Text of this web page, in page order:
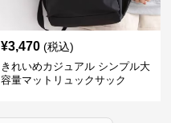
¥3,470 (税込)
きれいめカジュアル シンプル大
容量マットリュックサック